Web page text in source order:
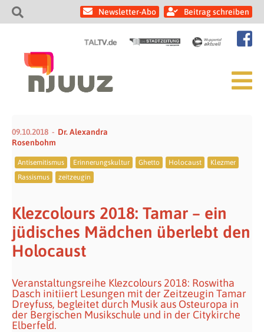
Newsletter-Abo Beitrag schreiben
09.10.2018
Dr. Alexandra
Rosenbohm
Antisemitismus Erinnerungskultur Ghetto Holocaust
Klezmer
Rassismus
zeitzeugin
Klezcolours 2018: Tamar – ein
jüdisches Mädchen überlebt den
Holocaust
Veranstaltungsreihe Klezcolours 2018: Roswitha
Dasch initiiert Lesungen mit der Zeitzeugin Tamar
Dreyfuss, begleitet durch Musik aus Osteuropa in
der Bergischen Musikschule und in der Citykirche
Elberfeld.